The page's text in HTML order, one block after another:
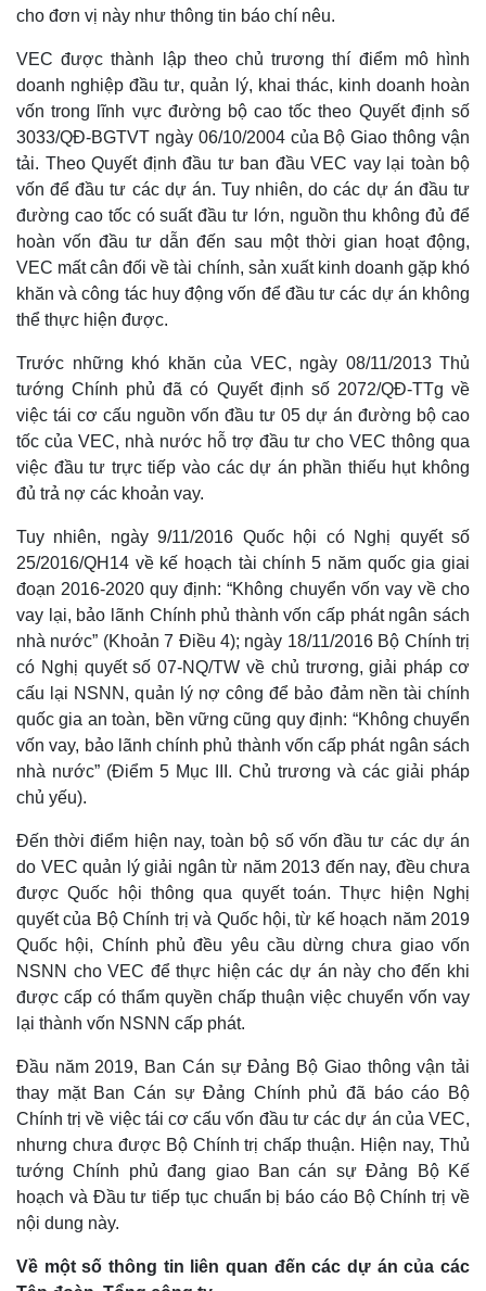
Kinh tế
Bất động sản
Khởi nghiệp
Thị trường
Giá vàng
Tiêu dùng
Tỷ giá
cho đơn vị này như thông tin báo chí nêu.
VEC được thành lập theo chủ trương thí điểm mô hình
doanh nghiệp đầu tư, quản lý, khai thác, kinh doanh hoàn
vốn trong lĩnh vực đường bộ cao tốc theo Quyết định số
3033/QĐ-BGTVT ngày 06/10/2004 của Bộ Giao thông vận
tải. Theo Quyết định đầu tư ban đầu VEC vay lại toàn bộ
vốn để đầu tư các dự án. Tuy nhiên, do các dự án đầu tư
đường cao tốc có suất đầu tư lớn, nguồn thu không đủ để
hoàn vốn đầu tư dẫn đến sau một thời gian hoạt động,
VEC mất cân đối về tài chính, sản xuất kinh doanh gặp khó
khăn và công tác huy động vốn để đầu tư các dự án không
thể thực hiện được.
Trước những khó khăn của VEC, ngày 08/11/2013 Thủ
tướng Chính phủ đã có Quyết định số 2072/QĐ-TTg về
việc tái cơ cấu nguồn vốn đầu tư 05 dự án đường bộ cao
tốc của VEC, nhà nước hỗ trợ đầu tư cho VEC thông qua
việc đầu tư trực tiếp vào các dự án phần thiếu hụt không
đủ trả nợ các khoản vay.
Tuy nhiên, ngày 9/11/2016 Quốc hội có Nghị quyết số
25/2016/QH14 về kế hoạch tài chính 5 năm quốc gia giai
đoạn 2016-2020 quy định: “Không chuyển vốn vay về cho
vay lại, bảo lãnh Chính phủ thành vốn cấp phát ngân sách
nhà nước” (Khoản 7 Điều 4); ngày 18/11/2016 Bộ Chính trị
có Nghị quyết số 07-NQ/TW về chủ trương, giải pháp cơ
cấu lại NSNN, quản lý nợ công để bảo đảm nền tài chính
quốc gia an toàn, bền vững cũng quy định: “Không chuyển
vốn vay, bảo lãnh chính phủ thành vốn cấp phát ngân sách
nhà nước” (Điểm 5 Mục III. Chủ trương và các giải pháp
chủ yếu).
Đến thời điểm hiện nay, toàn bộ số vốn đầu tư các dự án
do VEC quản lý giải ngân từ năm 2013 đến nay, đều chưa
được Quốc hội thông qua quyết toán. Thực hiện Nghị
quyết của Bộ Chính trị và Quốc hội, từ kế hoạch năm 2019
Quốc hội, Chính phủ đều yêu cầu dừng chưa giao vốn
NSNN cho VEC để thực hiện các dự án này cho đến khi
được cấp có thẩm quyền chấp thuận việc chuyển vốn vay
lại thành vốn NSNN cấp phát.
Đầu năm 2019, Ban Cán sự Đảng Bộ Giao thông vận tải
thay mặt Ban Cán sự Đảng Chính phủ đã báo cáo Bộ
Chính trị về việc tái cơ cấu vốn đầu tư các dự án của VEC,
nhưng chưa được Bộ Chính trị chấp thuận. Hiện nay, Thủ
tướng Chính phủ đang giao Ban cán sự Đảng Bộ Kế
hoạch và Đầu tư tiếp tục chuẩn bị báo cáo Bộ Chính trị về
nội dung này.
Về một số thông tin liên quan đến các dự án của các